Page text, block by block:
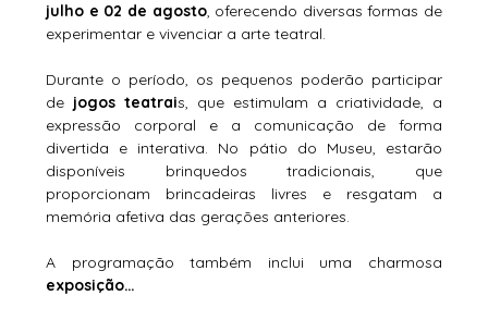
julho e 02 de agosto, oferecendo diversas formas de
experimentar e vivenciar a arte teatral.
Durante o período, os pequenos poderão participar
de jogos teatrais, que estimulam a criatividade, a
expressão corporal e a comunicação de forma
divertida e interativa. No pátio do Museu, estarão
disponíveis brinquedos tradicionais, que
proporcionam brincadeiras livres e resgatam a
memória afetiva das gerações anteriores.
exposição…